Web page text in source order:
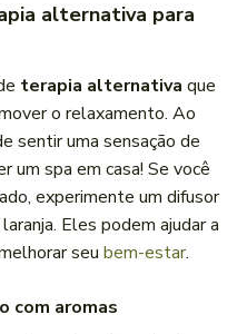
alternativa para
terapia alternativa que
o relaxamento. Ao
sentir uma sensação de
um spa em casa! Se você
experimente um difusor
Eles podem ajudar a
seu bem-estar.
com aromas